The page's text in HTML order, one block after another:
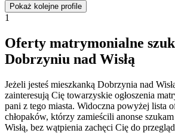
Pokaż kolejne profile
1
Oferty matrymonialne
Dobrzyniu nad Wisłą
Jeżeli jesteś mieszkanką Dobrzynia nad
zainteresują Cię towarzyskie ogłoszenia
pani z tego miasta. Widoczna powyżej lista
chłopaków, którzy zamieścili anonse
Wisłą, bez wątpienia zachęci Cię do